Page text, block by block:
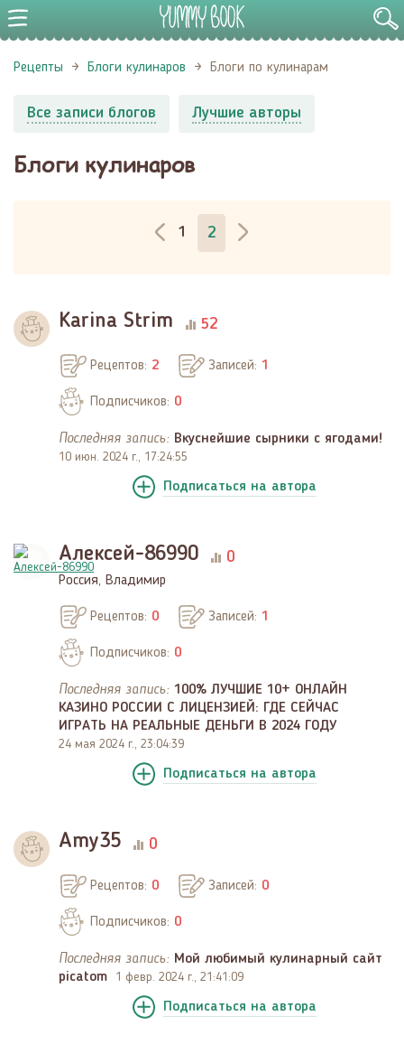
Рецепты Блоги кулинаров Блоги по кулинарам
Все записи блогов Лучшие авторы
Блоги кулинаров
1 2
Karina Strim 52
Рецептов: 2 Записей: 1
Подписчиков: 0
Последняя запись: Вкуснейшие сырники с ягодами!
10 июн. 2024 г., 17:24:55
Подписаться на автора
Алексей-86990 0
Россия, Владимир
Рецептов: 0 Записей: 1
Подписчиков: 0
Последняя запись: 100% ЛУЧШИЕ 10+ ОНЛАЙН
КАЗИНО РОССИИ С ЛИЦЕНЗИЕЙ: ГДЕ СЕЙЧАС
ИГРАТЬ НА РЕАЛЬНЫЕ ДЕНЬГИ В 2024 ГОДУ
24 мая 2024 г., 23:04:39
Подписаться на автора
Amy35 0
Рецептов: 0 Записей: 0
Подписчиков: 0
Последняя запись: Мой любимый кулинарный сайт
picatom
1 февр. 2024 г., 21:41:09
Подписаться на автора